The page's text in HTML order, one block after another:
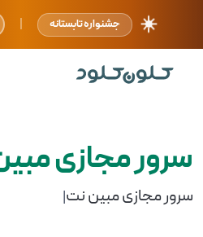
☀️ جشنواره تابستانه
سرور مجازی
سرور مجازی مبین نت|